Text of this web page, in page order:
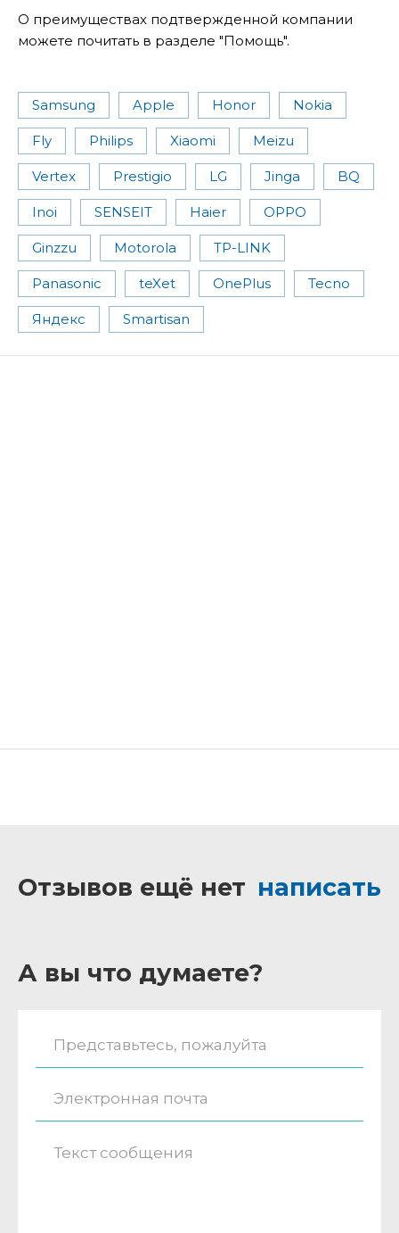
О преимуществах подтвержденной компании
можете почитать в разделе "Помощь".
Samsung Apple Honor Nokia
Fly Philips Xiaomi Meizu
Vertex Prestigio LG Jinga BQ
Inoi SENSEIT Haier OPPO
Ginzzu Motorola TP-LINK
Panasonic teXet OnePlus Tecno
Яндекс Smartisan
Отзывов ещё нет написать
А вы что думаете?